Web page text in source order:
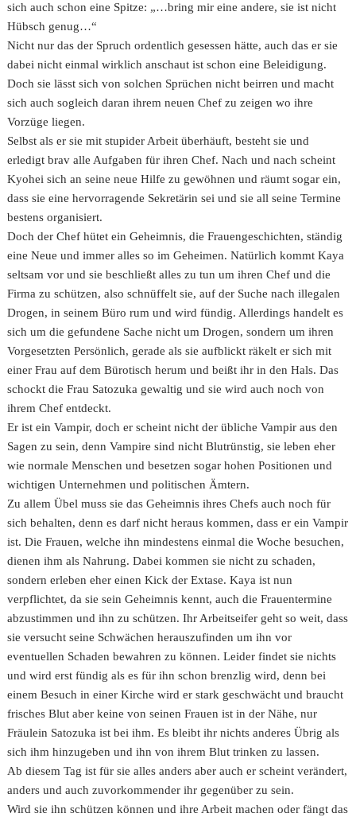
sich auch schon eine Spitze: „…bring mir eine andere, sie ist nicht
Hübsch genug…“
Nicht nur das der Spruch ordentlich gesessen hätte, auch das er sie
dabei nicht einmal wirklich anschaut ist schon eine Beleidigung.
Doch sie lässt sich von solchen Sprüchen nicht beirren und macht
sich auch sogleich daran ihrem neuen Chef zu zeigen wo ihre
Vorzüge liegen.
Selbst als er sie mit stupider Arbeit überhäuft, besteht sie und
erledigt brav alle Aufgaben für ihren Chef. Nach und nach scheint
Kyohei sich an seine neue Hilfe zu gewöhnen und räumt sogar ein,
dass sie eine hervorragende Sekretärin sei und sie all seine Termine
bestens organisiert.
Doch der Chef hütet ein Geheimnis, die Frauengeschichten, ständig
eine Neue und immer alles so im Geheimen. Natürlich kommt Kaya
seltsam vor und sie beschließt alles zu tun um ihren Chef und die
Firma zu schützen, also schnüffelt sie, auf der Suche nach illegalen
Drogen, in seinem Büro rum und wird fündig. Allerdings handelt es
sich um die gefundene Sache nicht um Drogen, sondern um ihren
Vorgesetzten Persönlich, gerade als sie aufblickt räkelt er sich mit
einer Frau auf dem Bürotisch herum und beißt ihr in den Hals. Das
schockt die Frau Satozuka gewaltig und sie wird auch noch von
ihrem Chef entdeckt.
Er ist ein Vampir, doch er scheint nicht der übliche Vampir aus den
Sagen zu sein, denn Vampire sind nicht Blutrünstig, sie leben eher
wie normale Menschen und besetzen sogar hohen Positionen und
wichtigen Unternehmen und politischen Ämtern.
Zu allem Übel muss sie das Geheimnis ihres Chefs auch noch für
sich behalten, denn es darf nicht heraus kommen, dass er ein Vampir
ist. Die Frauen, welche ihn mindestens einmal die Woche besuchen,
dienen ihm als Nahrung. Dabei kommen sie nicht zu schaden,
sondern erleben eher einen Kick der Extase. Kaya ist nun
verpflichtet, da sie sein Geheimnis kennt, auch die Frauentermine
abzustimmen und ihn zu schützen. Ihr Arbeitseifer geht so weit, dass
sie versucht seine Schwächen herauszufinden um ihn vor
eventuellen Schaden bewahren zu können. Leider findet sie nichts
und wird erst fündig als es für ihn schon brenzlig wird, denn bei
einem Besuch in einer Kirche wird er stark geschwächt und braucht
frisches Blut aber keine von seinen Frauen ist in der Nähe, nur
Fräulein Satozuka ist bei ihm. Es bleibt ihr nichts anderes Übrig als
sich ihm hinzugeben und ihn von ihrem Blut trinken zu lassen.
Ab diesem Tag ist für sie alles anders aber auch er scheint verändert,
anders und auch zuvorkommender ihr gegenüber zu sein.
Wird sie ihn schützen können und ihre Arbeit machen oder fängt das